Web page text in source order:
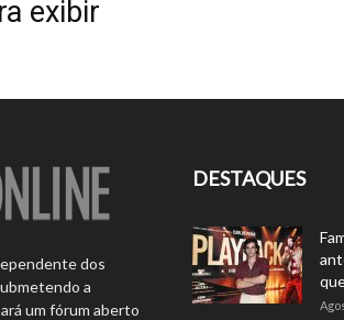
exibir
dos
a
um fórum aberto
DESTAQUES